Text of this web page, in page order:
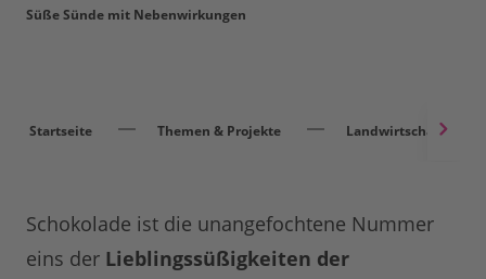
Süße Sünde mit Nebenwirkungen
Startseite Themen & Projekte Landwirtschaft
Schokolade ist die unangefochtene Nummer
eins der Lieblingssüßigkeiten der